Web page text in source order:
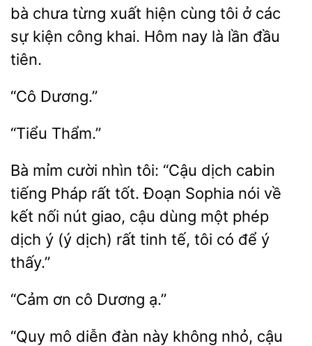
bà chưa từng
hiện cùng tôi ở các
sự kiện công khai. Hôm nay là lần đầu
tiên.
Bà
cười nhìn tôi: “Cậu dịch
tiếng Pháp rất tốt. Đoạn Sophia nói về
nối nút giao, cậu dùng một phép
dịch ý (ý dịch) rất tinh tế, tôi có để ý
thấy.”
“Cảm Dương
“Quy mô diễn này không
cậu